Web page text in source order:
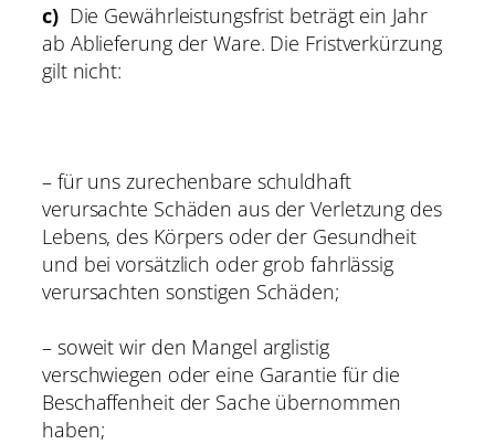
c) Die Gewährleistungsfrist beträgt ein Jahr
ab Ablieferung der Ware. Die Fristverkürzung
gilt nicht:
– für uns zurechenbare schuldhaft
verursachte Schäden aus der Verletzung des
Lebens, des Körpers oder der Gesundheit
und bei vorsätzlich oder grob fahrlässig
verursachten sonstigen Schäden;
– soweit wir den Mangel arglistig
verschwiegen oder eine Garantie für die
Beschaffenheit der Sache übernommen
haben;